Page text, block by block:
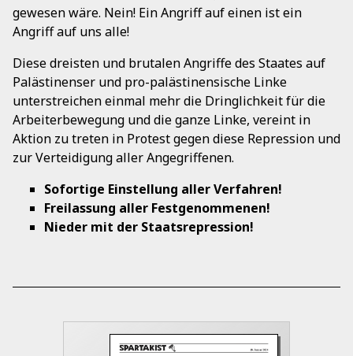
gewesen wäre. Nein! Ein Angriff auf einen ist ein
Angriff auf uns alle!
Diese dreisten und brutalen Angriffe des Staates auf
Palästinenser und pro-palästinensische Linke
unterstreichen einmal mehr die Dringlichkeit für die
Arbeiterbewegung und die ganze Linke, vereint in
Aktion zu treten in Protest gegen diese Repression und
zur Verteidigung aller Angegriffenen.
Sofortige Einstellung aller Verfahren!
Freilassung aller Festgenommenen!
Nieder mit der Staatsrepression!